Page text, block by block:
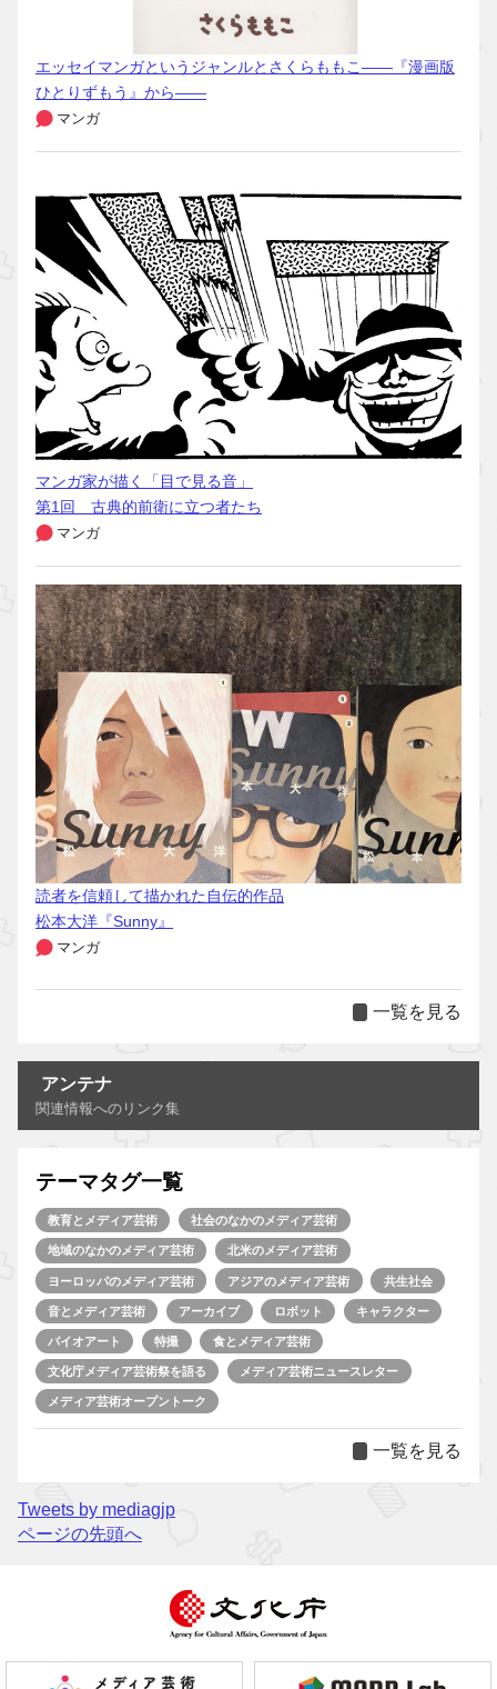
エッセイマンガというジャンルとさくらももこ――『漫画版
ひとりずもう』から――
マンガ
マンガ家が描く「目で見る音」
第1回 古典的前衛に立つ者たち
マンガ
読者を信頼して描かれた自伝的作品
松本大洋『Sunny』
マンガ
一覧を見る
アンテナ
関連情報へのリンク集
テーマタグ一覧
教育とメディア芸術 社会のなかのメディア芸術
地域のなかのメディア芸術 北米のメディア芸術
ヨーロッパのメディア芸術 アジアのメディア芸術 共生社会
音とメディア芸術 アーカイブ ロボット キャラクター
バイオアート 特撮 食とメディア芸術
文化庁メディア芸術祭を語る メディア芸術ニュースレター
メディア芸術オープントーク
一覧を見る
Tweets by mediagjp
ページの先頭へ